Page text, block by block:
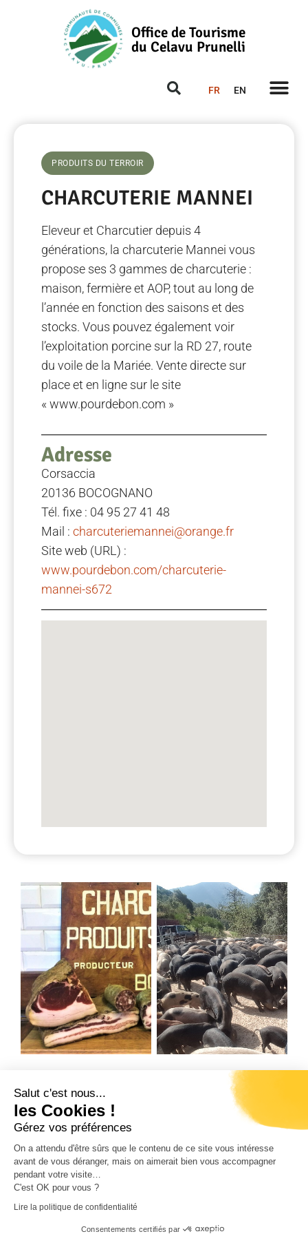
Salut c'est nous...
les Cookies !
Gérez vos préférences
On a attendu d'être sûrs que le contenu de ce site vous intéresse
avant de vous déranger, mais on aimerait bien vous accompagner
pendant votre visite…
C'est OK pour vous ?
Lire la politique de confidentialité
Consentements certifiés par
Office de Tourisme
du Celavu Prunelli
FR EN
PRODUITS DU TERROIR
CHARCUTERIE MANNEI
Eleveur et Charcutier depuis 4
générations, la charcuterie Mannei vous
propose ses 3 gammes de charcuterie :
maison, fermière et AOP, tout au long de
l’année en fonction des saisons et des
stocks. Vous pouvez également voir
l’exploitation porcine sur la RD 27, route
du voile de la Mariée. Vente directe sur
place et en ligne sur le site
« www.pourdebon.com »
Adresse
Corsaccia
20136 BOCOGNANO
Tél. fixe : 04 95 27 41 48
Mail : charcuteriemannei@orange.fr
Site web (URL) :
www.pourdebon.com/charcuterie-
mannei-s672
Précédent
CHARCUTERIE MARCAGGI
RÉALISATION CORSICAWEB |